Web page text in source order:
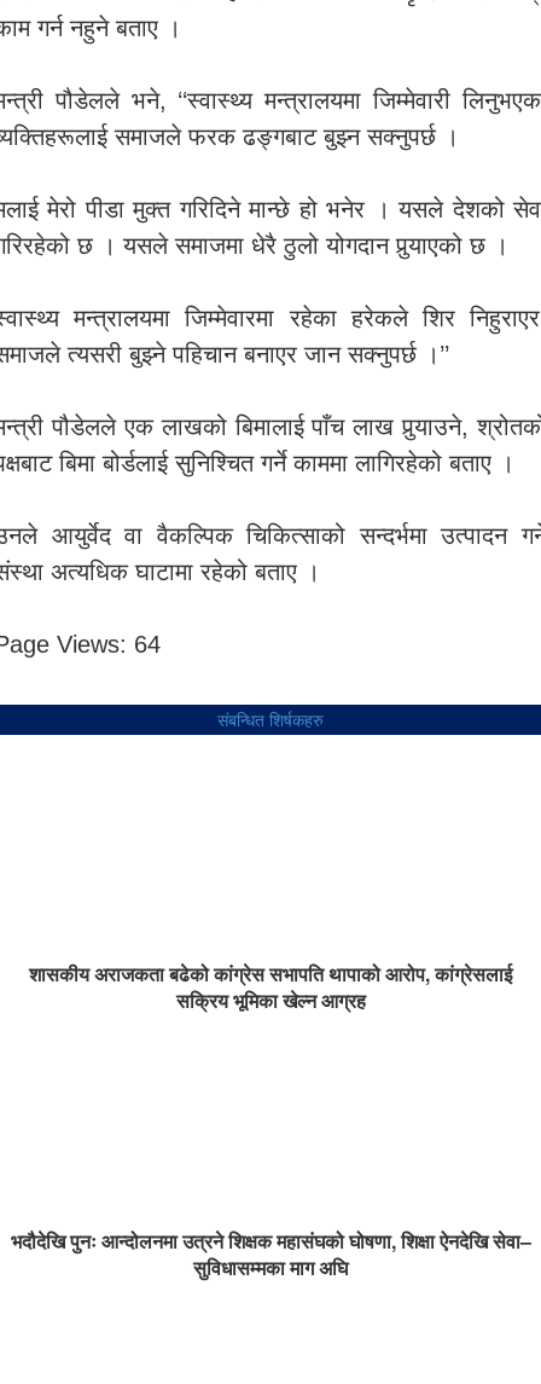
गर्न नहुने बताए ।
पौडेलले भने, ‘‘स्वास्थ्य मन्त्रालयमा जिम्मेवारी
समाजले फरक ढङ्गबाट बुझ्न सक्नुपर्छ ।
मेरो पीडा मुक्त गरिदिने मान्छे हो भनेर । यसले देशको
छ । यसले समाजमा धेरै ठुलो योगदान पुर्‍याएको छ ।
मन्त्रालयमा जिम्मेवारमा रहेका हरेकले शिर
त्यसरी बुझ्ने पहिचान बनाएर जान सक्नुपर्छ ।’’
पौडेलले एक लाखको बिमालाई पाँच लाख पुर्‍याउने,
बिमा बोर्डलाई सुनिश्चित गर्ने काममा लागिरहेको बताए ।
आयुर्वेद वा वैकल्पिक चिकित्साको सन्दर्भमा उत्पादन
अत्यधिक घाटामा रहेको बताए ।
Views: 64
संबन्धित शिर्षकहरु
शासकीय अराजकता बढेको कांग्रेस सभापति थापाको आरोप, कांग्रेसलाई
सक्रिय भूमिका खेल्न आग्रह
भदौदेखि पुनः आन्दोलनमा उत्रने शिक्षक महासंघको घोषणा, शिक्षा ऐनदेखि सेवा–
सुविधासम्मका माग अघि